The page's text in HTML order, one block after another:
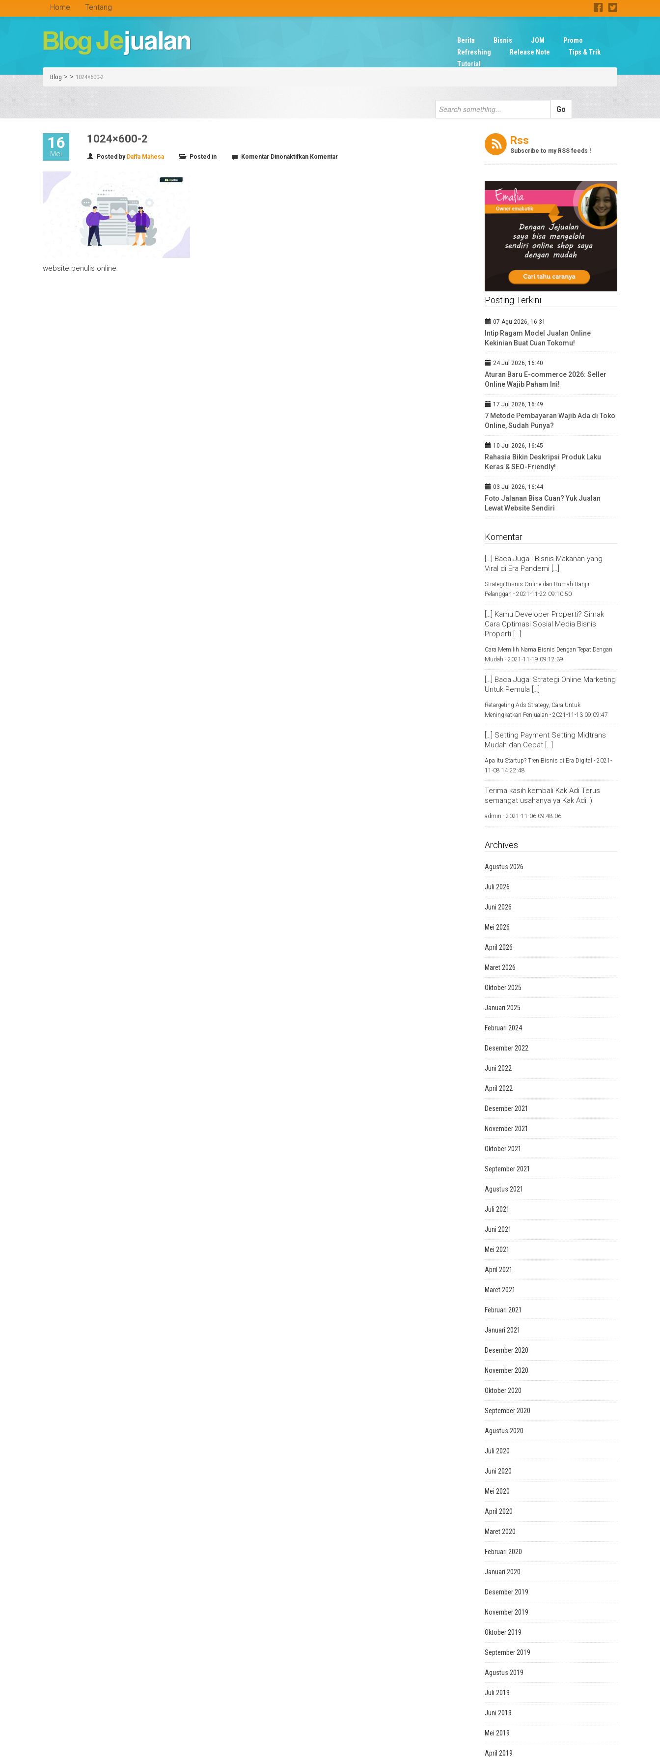
Home Tentang
Berita Bisnis JOM
Promo
Refreshing
Release Note
Tips & Trik
Tutorial
Blog > > 1024×600-2
16
Mei
1024×600-2
Posted by Daffa Mahesa Posted in Komentar Dinonaktifkanpada
Komentar
website penulis online
Rss
Subscribe to my RSS feeds !
Posting Terkini
07 Agu 2026, 16:31
Intip Ragam Model Jualan Online
Kekinian Buat Cuan Tokomu!
24 Jul 2026, 16:40
Aturan Baru E-commerce 2026: Seller
Online Wajib Paham Ini!
17 Jul 2026, 16:49
7 Metode Pembayaran Wajib Ada di Toko
Online, Sudah Punya?
10 Jul 2026, 16:45
Rahasia Bikin Deskripsi Produk Laku
Keras & SEO-Friendly!
03 Jul 2026, 16:44
Foto Jalanan Bisa Cuan? Yuk Jualan
Lewat Website Sendiri
Komentar
[…] Baca Juga : Bisnis Makanan yang
Viral di Era Pandemi […]
Strategi Bisnis Online dari Rumah Banjir
Pelanggan - 2021-11-22 09:10:50
[…] Kamu Developer Properti? Simak
Cara Optimasi Sosial Media Bisnis
Properti […]
Cara Memilih Nama Bisnis Dengan Tepat Dengan
Mudah - 2021-11-19 09:12:39
[…] Baca Juga: Strategi Online Marketing
Untuk Pemula […]
Retargeting Ads Strategy, Cara Untuk
Meningkatkan Penjualan - 2021-11-13 09:09:47
[…] Setting Payment Setting Midtrans
Mudah dan Cepat […]
Apa Itu Startup? Tren Bisnis di Era Digital - 2021-
11-08 14:22:48
Terima kasih kembali Kak Adi Terus
semangat usahanya ya Kak Adi :)
admin - 2021-11-06 09:48:06
Archives
Agustus 2026
Juli 2026
Juni 2026
Mei 2026
April 2026
Maret 2026
Oktober 2025
Januari 2025
Februari 2024
Desember 2022
Juni 2022
April 2022
Desember 2021
November 2021
Oktober 2021
September 2021
Agustus 2021
Juli 2021
Juni 2021
Mei 2021
April 2021
Maret 2021
Februari 2021
Januari 2021
Desember 2020
November 2020
Oktober 2020
September 2020
Agustus 2020
Juli 2020
Juni 2020
Mei 2020
April 2020
Maret 2020
Februari 2020
Januari 2020
Desember 2019
November 2019
Oktober 2019
September 2019
Agustus 2019
Juli 2019
Juni 2019
Mei 2019
April 2019